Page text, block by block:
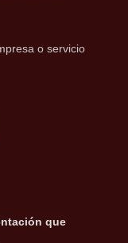
o servicio
que